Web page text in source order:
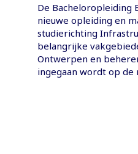
De Bacheloropleiding
nieuwe opleiding en
studierichting
belangrijke
Ontwerpen en
ingegaan wordt op